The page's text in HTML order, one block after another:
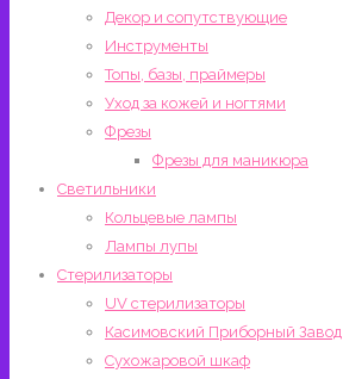
Декор и сопутствующие
Инструменты
Топы, базы, праймеры
Уход за кожей и ногтями
Фрезы
Фрезы для маникюра
Светильники
Кольцевые лампы
Лампы лупы
Стерилизаторы
UV стерилизаторы
Касимовский Приборный Завод
Сухожаровой шкаф